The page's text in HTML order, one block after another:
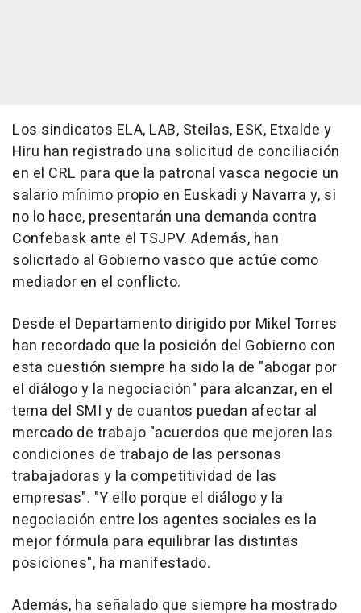
Los sindicatos ELA, LAB, Steilas, ESK, Etxalde y
Hiru han registrado una solicitud de conciliación
en el CRL para que la patronal vasca negocie un
salario mínimo propio en Euskadi y Navarra y, si
no lo hace, presentarán una demanda contra
Confebask ante el TSJPV. Además, han
solicitado al Gobierno vasco que actúe como
mediador en el conflicto.
Desde el Departamento dirigido por Mikel Torres
han recordado que la posición del Gobierno con
esta cuestión siempre ha sido la de "abogar por
el diálogo y la negociación" para alcanzar, en el
tema del SMI y de cuantos puedan afectar al
mercado de trabajo "acuerdos que mejoren las
condiciones de trabajo de las personas
trabajadoras y la competitividad de las
empresas". "Y ello porque el diálogo y la
negociación entre los agentes sociales es la
mejor fórmula para equilibrar las distintas
posiciones", ha manifestado.
Además, ha señalado que siempre ha mostrado